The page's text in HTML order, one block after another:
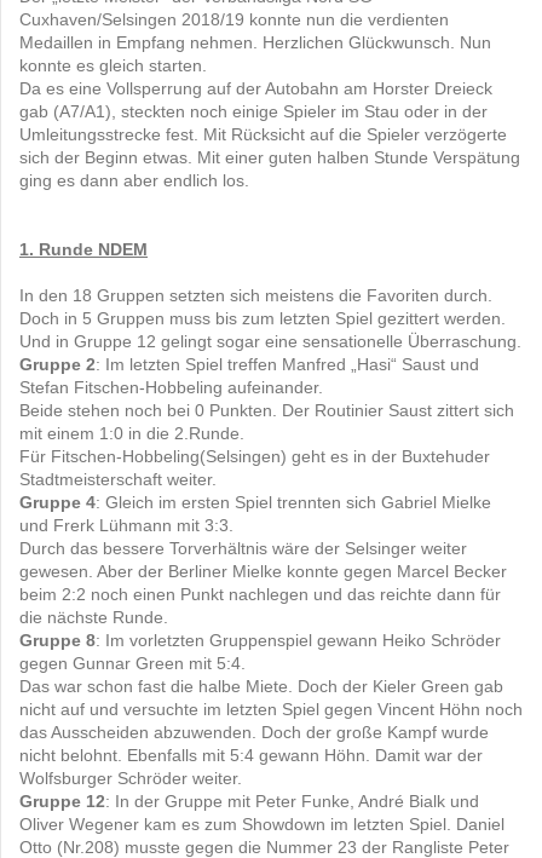
Cuxhaven/Selsingen 2018/19 konnte nun die verdienten
Medaillen in Empfang nehmen. Herzlichen Glückwunsch. Nun
konnte es gleich starten.
Da es eine Vollsperrung auf der Autobahn am Horster Dreieck
gab (A7/A1), steckten noch einige Spieler im Stau oder in der
Umleitungsstrecke fest. Mit Rücksicht auf die Spieler verzögerte
sich der Beginn etwas. Mit einer guten halben Stunde Verspätung
ging es dann aber endlich los.
1. Runde NDEM
In den 18 Gruppen setzten sich meistens die Favoriten durch.
Doch in 5 Gruppen muss bis zum letzten Spiel gezittert werden.
Und in Gruppe 12 gelingt sogar eine sensationelle Überraschung.
Gruppe 2: Im letzten Spiel treffen Manfred „Hasi“ Saust und
Stefan Fitschen-Hobbeling aufeinander.
Beide stehen noch bei 0 Punkten. Der Routinier Saust zittert sich
mit einem 1:0 in die 2.Runde.
Für Fitschen-Hobbeling(Selsingen) geht es in der Buxtehuder
Stadtmeisterschaft weiter.
Gruppe 4: Gleich im ersten Spiel trennten sich Gabriel Mielke
und Frerk Lühmann mit 3:3.
Durch das bessere Torverhältnis wäre der Selsinger weiter
gewesen. Aber der Berliner Mielke konnte gegen Marcel Becker
beim 2:2 noch einen Punkt nachlegen und das reichte dann für
die nächste Runde.
Gruppe 8: Im vorletzten Gruppenspiel gewann Heiko Schröder
gegen Gunnar Green mit 5:4.
Das war schon fast die halbe Miete. Doch der Kieler Green gab
nicht auf und versuchte im letzten Spiel gegen Vincent Höhn noch
das Ausscheiden abzuwenden. Doch der große Kampf wurde
nicht belohnt. Ebenfalls mit 5:4 gewann Höhn. Damit war der
Wolfsburger Schröder weiter.
Gruppe 12: In der Gruppe mit Peter Funke, André Bialk und
Oliver Wegener kam es zum Showdown im letzten Spiel. Daniel
Otto (Nr.208) musste gegen die Nummer 23 der Rangliste Peter